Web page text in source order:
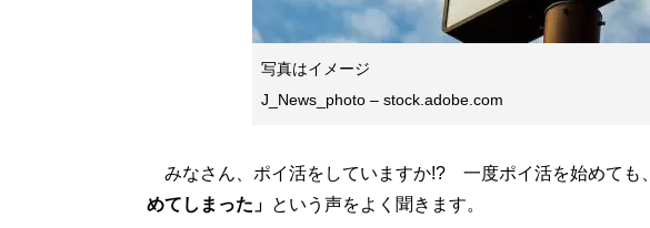
写真はイメージ
J_News_photo – stock.adobe.com
みなさん、ポイ活をしていますか!? 一度ポイ活を始めても、
めてしまった」 という声をよく聞きます。